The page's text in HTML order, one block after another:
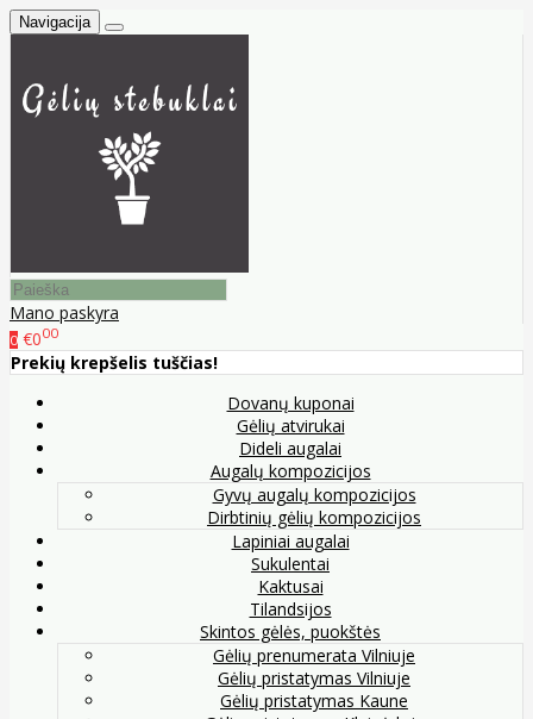
Navigacija
Mano paskyra
0 €000
Prekių krepšelis tuščias!
Dovanų kuponai
Gėlių atvirukai
Dideli augalai
Augalų kompozicijos
Gyvų augalų kompozicijos
Dirbtinių gėlių kompozicijos
Lapiniai augalai
Sukulentai
Kaktusai
Tilandsijos
Skintos gėlės, puokštės
Gėlių prenumerata Vilniuje
Gėlių pristatymas Vilniuje
Gėlių pristatymas Kaune